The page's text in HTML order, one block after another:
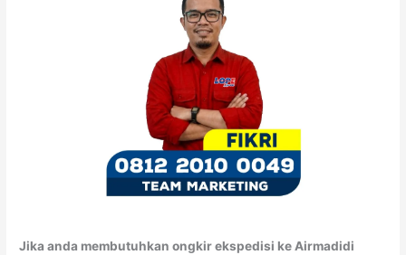
Jika anda membutuhkan ongkir ekspedisi ke Airmadidi